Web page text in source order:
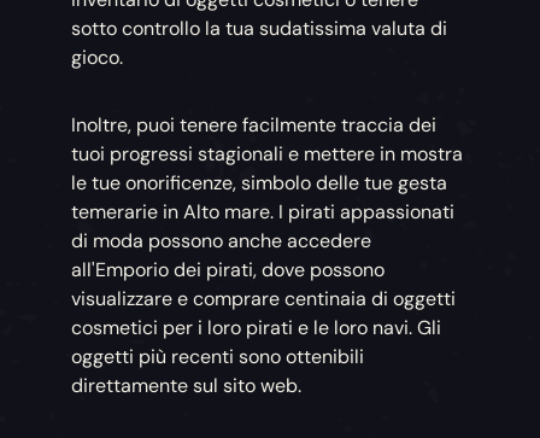
sotto controllo la tua sudatissima valuta di
gioco.
Inoltre, puoi tenere facilmente traccia dei
tuoi progressi stagionali e mettere in mostra
le tue onorificenze, simbolo delle tue gesta
temerarie in Alto mare. I pirati appassionati
di moda possono anche accedere
all'Emporio dei pirati, dove possono
visualizzare e comprare centinaia di oggetti
cosmetici per i loro pirati e le loro navi. Gli
oggetti più recenti sono ottenibili
direttamente sul sito web.